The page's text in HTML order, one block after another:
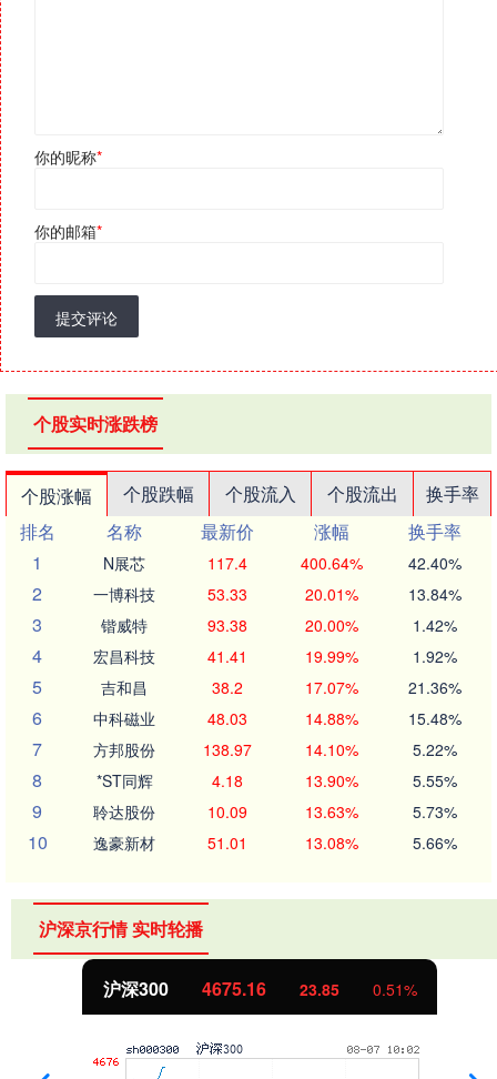
你的昵称*
你的邮箱*
提交评论
个股实时涨跌榜
个股涨幅 个股跌幅 个股流入 个股流出
换手率
排名
名称 最新价 涨幅
换手率
1
N展芯 117.4 400.64% 42.40%
2 一博科技 53.33 20.01% 13.84%
3 锴威特 93.38 20.00% 1.42%
4 宏昌科技 41.41 19.99% 1.92%
5 吉和昌 38.2 17.07% 21.36%
6 中科磁业 48.03 14.88% 15.48%
7 方邦股份 138.97 14.10% 5.22%
8 *ST同辉 4.18 13.90% 5.55%
9 聆达股份 10.09 13.63% 5.73%
10 逸豪新材 51.01 13.08% 5.66%
沪深京行情 实时轮播
沪深300 4675.16 23.85 0.51%